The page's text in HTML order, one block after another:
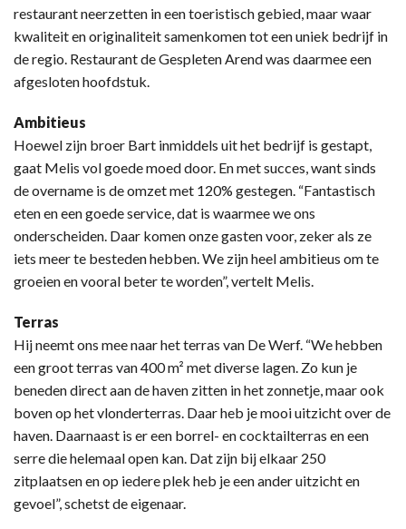
restaurant neerzetten in een toeristisch gebied, maar waar
kwaliteit en originaliteit samenkomen tot een uniek bedrijf in
de regio. Restaurant de Gespleten Arend was daarmee een
afgesloten hoofdstuk.
Ambitieus
Hoewel zijn broer Bart inmiddels uit het bedrijf is gestapt,
gaat Melis vol goede moed door. En met succes, want sinds
de overname is de omzet met 120% gestegen. “Fantastisch
eten en een goede service, dat is waarmee we ons
onderscheiden. Daar komen onze gasten voor, zeker als ze
iets meer te besteden hebben. We zijn heel ambitieus om te
groeien en vooral beter te worden”, vertelt Melis.
Terras
Hij neemt ons mee naar het terras van De Werf. “We hebben
een groot terras van 400 m² met diverse lagen. Zo kun je
beneden direct aan de haven zitten in het zonnetje, maar ook
boven op het vlonderterras. Daar heb je mooi uitzicht over de
haven. Daarnaast is er een borrel- en cocktailterras en een
serre die helemaal open kan. Dat zijn bij elkaar 250
zitplaatsen en op iedere plek heb je een ander uitzicht en
gevoel”, schetst de eigenaar.